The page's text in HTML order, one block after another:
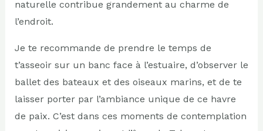
naturelle contribue grandement au charme de
l’endroit.
Je te recommande de prendre le temps de
t’asseoir sur un banc face à l’estuaire, d’observer le
ballet des bateaux et des oiseaux marins, et de te
laisser porter par l’ambiance unique de ce havre
de paix. C’est dans ces moments de contemplation